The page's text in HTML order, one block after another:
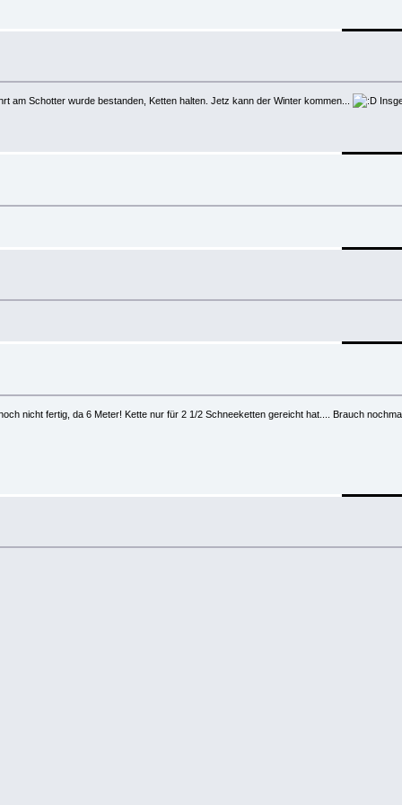
am Schotter wurde bestanden, Ketten halten. Jetz kann der Winter kommen...
nicht fertig, da 6 Meter! Kette nur für 2 1/2 Schneeketten gereicht hat.... Brauch